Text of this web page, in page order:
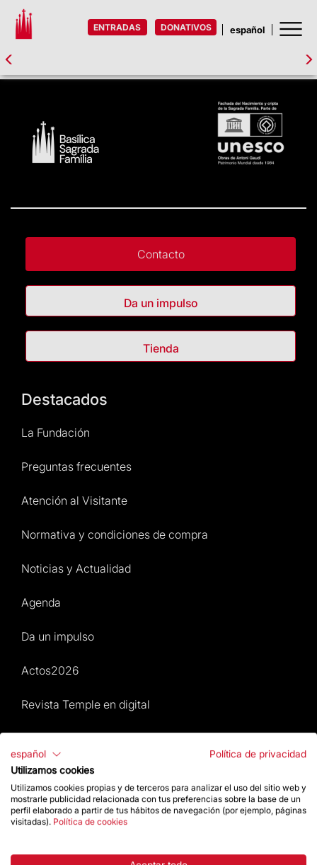
ENTRADAS DONATIVOS
Contacto
Da un impulso
Tienda
Destacados
La Fundación
Preguntas frecuentes
Atención al Visitante
Normativa y condiciones de compra
Noticias y Actualidad
Agenda
Da un impulso
Actos2026
Revista Temple en digital
Actos 2026
Visita
español
Política de privacidad
Utilizamos cookies
Utilizamos cookies propias y de terceros para analizar el uso del sitio web y
mostrarle publicidad relacionada con tus preferencias sobre la base de un
perfil elaborado a partir de tus hábitos de navegación (por ejemplo, páginas
visitadas). Política de cookies